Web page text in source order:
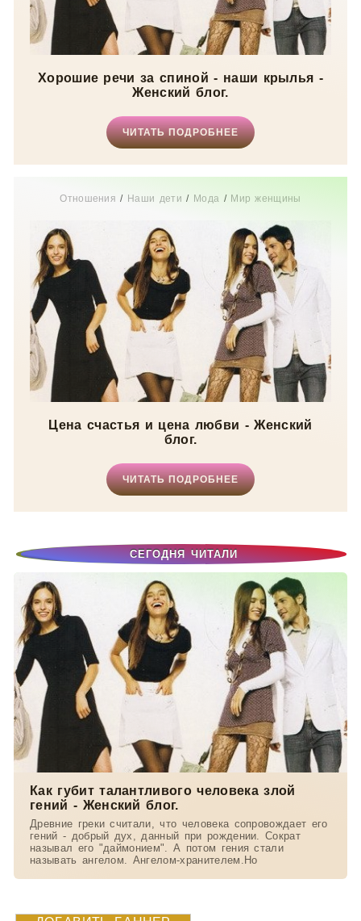
Хорошие речи за спиной - наши крылья -
Женский блог.
ЧИТАТЬ ПОДРОБНЕЕ
Отношения / Наши дети / Мода / Мир женщины
Цена счастья и цена любви - Женский
блог.
ЧИТАТЬ ПОДРОБНЕЕ
СЕГОДНЯ ЧИТАЛИ
Как губит талантливого человека злой
гений - Женский блог.
Древние греки считали, что человека сопровождает его
гений - добрый дух, данный при рождении. Сократ
называл его "даймонием". А потом гения стали
называть ангелом. Ангелом-хранителем.Но